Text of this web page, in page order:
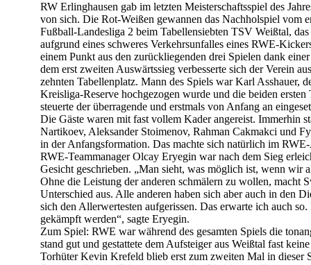
RW Erlinghausen gab im letzten Meisterschaftsspiel des
von sich. Die Rot-Weißen gewannen das Nachholspiel vom
Fußball-Landesliga 2 beim Tabellensiebten TSV Weißtal,
aufgrund eines schweres Verkehrsunfalles eines RWE-
einem Punkt aus den zurückliegenden drei Spielen dank
dem erst zweiten Auswärtssieg verbesserte sich der Verein
zehnten Tabellenplatz. Mann des Spiels war Karl Asshauer,
Kreisliga-Reserve hochgezogen wurde und die beiden
steuerte der überragende und erstmals von Anfang an
Die Gäste waren mit fast vollem Kader angereist. Immerhin
Nartikoev, Aleksander Stoimenov, Rahman Cakmakci und
in der Anfangsformation. Das machte sich natürlich im
RWE-Teammanager Olcay Eryegin war nach dem Sieg
Gesicht geschrieben. „Man sieht, was möglich ist, wenn wir
Ohne die Leistung der anderen schmälern zu wollen, macht
Unterschied aus. Alle anderen haben sich aber auch in den
sich den Allerwertesten aufgerissen. Das erwarte ich auch
gekämpft werden“, sagte Eryegin.
Zum Spiel: RWE war während des gesamten Spiels die
stand gut und gestattete dem Aufsteiger aus Weißtal fast
Torhüter Kevin Krefeld blieb erst zum zweiten Mal in dieser